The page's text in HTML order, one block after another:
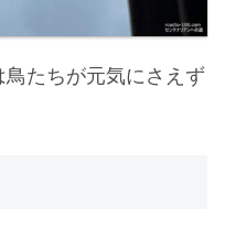
たちが元気にさえず